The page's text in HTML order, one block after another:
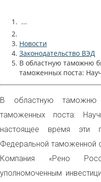
...
Новости
Законодательство ВЭД
В областную таможню
таможенных поста:
В областную
таможенных поста:
настоящее время эти
Федеральной таможенной
Компания «Рено
уполномоченным